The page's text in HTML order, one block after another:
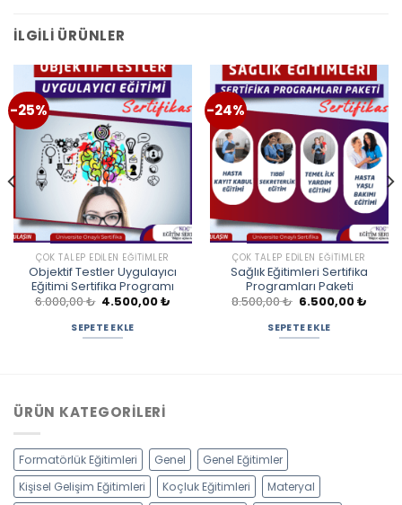
İLGILI ÜRÜNLER
-25%
ÇOK TALEP EDILEN EĞITIMLER
Objektif Testler Uygulayıcı
Eğitimi Sertifika Programı
6.000,00₺ Orijinal
fiyat:
6.000,00 ₺.
4.500,00₺
SEPETE EKLE
-24%
ÇOK TALEP EDILEN EĞITIMLER
Sağlık Eğitimleri Sertifika
Programları Paketi
8.500,00₺ Orijinal
fiyat:
8.500,00 ₺.
6.500,00₺Şu
SEPETE EKLE
ÜRÜN KATEGORILERI
Formatörlük Eğitimleri Genel
Genel Eğitimler
Kişisel Gelişim Eğitimleri
Koçluk Eğitimleri
Materyal